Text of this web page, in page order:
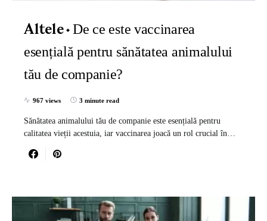
Altele
De ce este vaccinarea
esențială pentru sănătatea animalului
tău de companie?
967 views 3 minute read
Sănătatea animalului tău de companie este esențială pentru
calitatea vieții acestuia, iar vaccinarea joacă un rol crucial în…